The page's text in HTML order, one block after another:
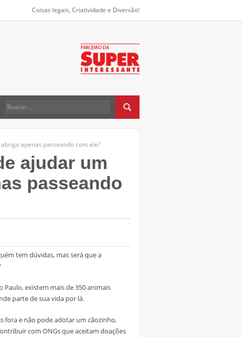
Coisas legais, Criatividade e Diversão!
apenas passeando com ele?
ajudar um
passeando
tem dúvidas, mas será que a
existem mais de 350 animais
parte de sua vida por lá.
fora e não pode adotar um cãozinho,
com ONGs que aceitam doações